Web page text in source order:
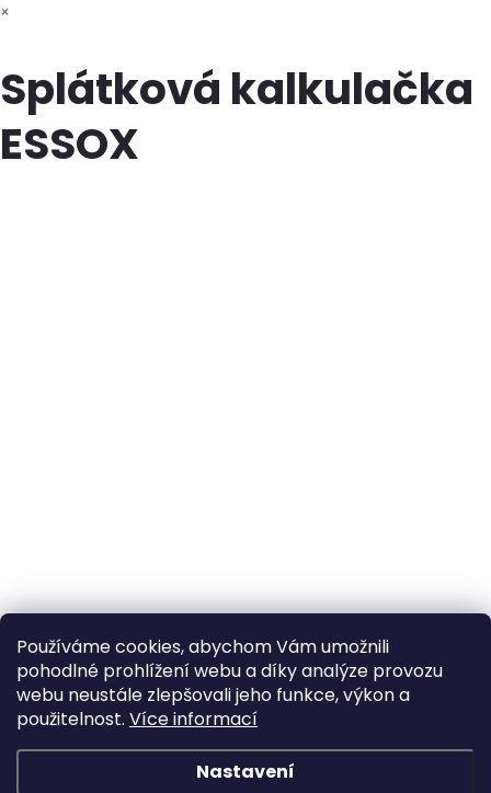
Používáme cookies, abychom Vám umožnili
pohodlné prohlížení webu a díky analýze provozu
webu neustále zlepšovali jeho funkce, výkon a
použitelnost. Více informací
Nastavení
×
Splátková kalkulačka
ESSOX